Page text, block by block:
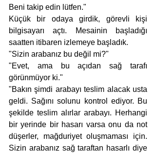
Beni takip edin lütfen."
Küçük bir odaya girdik, görevli kişi
bilgisayarı açtı. Mesainin başladığı
saatten itibaren izlemeye başladık.
"Sizin arabanız bu değil mi?"
"Evet, ama bu açıdan sağ tarafı
görünmüyor ki."
"Bakın şimdi arabayı teslim alacak usta
geldi. Sağını solunu kontrol ediyor. Bu
şekilde teslim alırlar arabayı. Herhangi
bir yerinde bir hasarı varsa onu da not
düşerler, mağduriyet oluşmaması için.
Sizin arabanız sağ taraftan hasarlı diye